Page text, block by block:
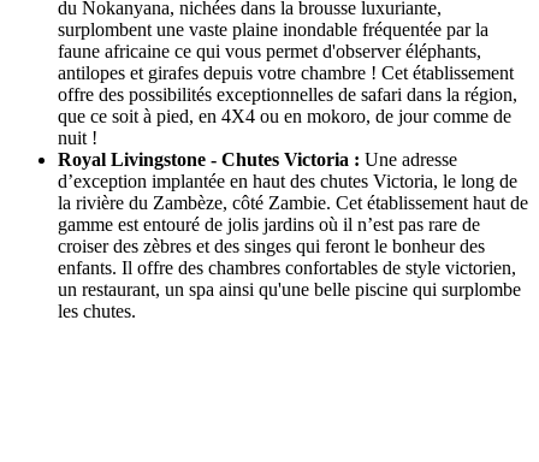
du Nokanyana, nichées dans la brousse luxuriante,
surplombent une vaste plaine inondable fréquentée par la
faune africaine ce qui vous permet d'observer éléphants,
antilopes et girafes depuis votre chambre ! Cet établissement
offre des possibilités exceptionnelles de safari dans la région,
que ce soit à pied, en 4X4 ou en mokoro, de jour comme de
nuit !
Royal Livingstone - Chutes Victoria : Une adresse
d’exception implantée en haut des chutes Victoria, le long de
la rivière du Zambèze, côté Zambie. Cet établissement haut de
gamme est entouré de jolis jardins où il n’est pas rare de
croiser des zèbres et des singes qui feront le bonheur des
enfants. Il offre des chambres confortables de style victorien,
un restaurant, un spa ainsi qu'une belle piscine qui surplombe
les chutes.